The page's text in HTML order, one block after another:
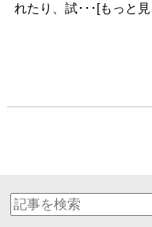
れたり、試･･･[もっと見